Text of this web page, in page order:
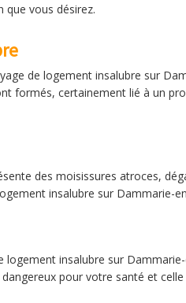
que vous désirez.
de logement insalubre sur
formés, certainement lié à un
des moisissures atroces,
insalubre sur Dammarie-
insalubre sur
pour votre santé et